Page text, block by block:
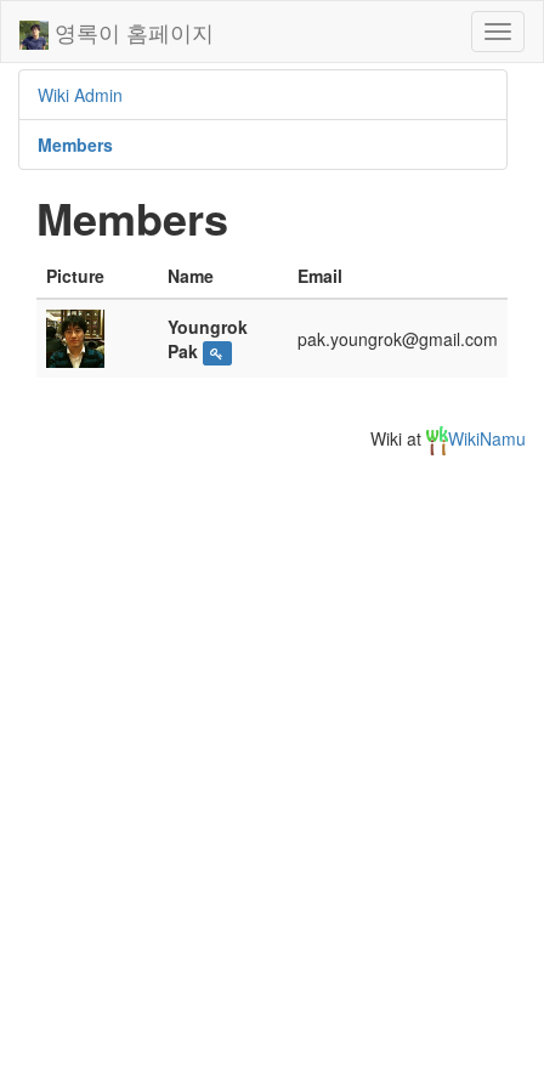
영록이 홈페이지
Wiki Admin
Members
Members
Picture Name Email
Youngrok
Pak
pak.youngrok@gmail.com
Wiki at WikiNamu